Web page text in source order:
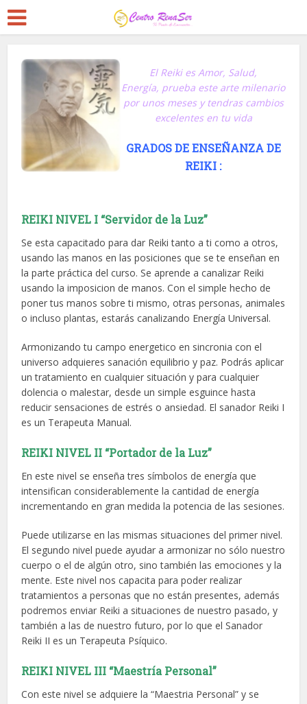
El Reiki es Amor, Salud,
Energía, prueba este arte milenario
por unos meses y tendras cambios
excelentes en tu vida
GRADOS DE ENSEÑANZA DE
REIKI :
REIKI NIVEL I “Servidor de la Luz”
Se esta capacitado para dar Reiki tanto a ti como a otros,
usando las manos en las posiciones que se te enseñan en
la parte práctica del curso. Se aprende a canalizar Reiki
usando la imposicion de manos. Con el simple hecho de
poner tus manos sobre ti mismo, otras personas, animales
o incluso plantas, estarás canalizando Energía Universal.
Armonizando tu campo energetico en sincronia con el
universo adquieres sanación equilibrio y paz. Podrás aplicar
un tratamiento en cualquier situación y para cualquier
dolencia o malestar, desde un simple esguince hasta
reducir sensaciones de estrés o ansiedad. El sanador Reiki I
es un Terapeuta Manual.
REIKI NIVEL II “Portador de la Luz”
En este nivel se enseña tres símbolos de energía que
intensifican considerablemente la cantidad de energía
incrementando en gran medida la potencia de las sesiones.
Puede utilizarse en las mismas situaciones del primer nivel.
El segundo nivel puede ayudar a armonizar no sólo nuestro
cuerpo o el de algún otro, sino también las emociones y la
mente. Este nivel nos capacita para poder realizar
tratamientos a personas que no están presentes, además
podremos enviar Reiki a situaciones de nuestro pasado, y
también a las de nuestro futuro, por lo que el Sanador
Reiki II es un Terapeuta Psíquico.
REIKI NIVEL III “Maestría Personal”
Con este nivel se adquiere la “Maestria Personal” y se